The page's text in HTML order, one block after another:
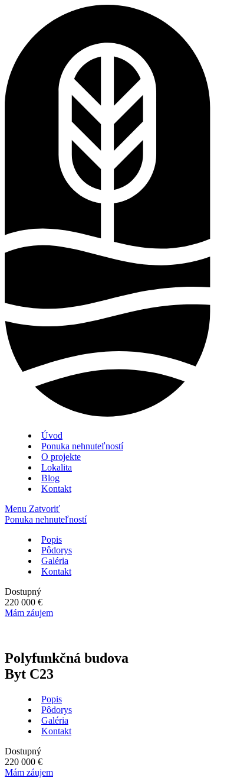
Úvod
Ponuka nehnuteľností
O projekte
Lokalita
Blog
Kontakt
Menu Zatvoriť
Ponuka nehnuteľností
Popis
Pôdorys
Galéria
Kontakt
Dostupný
220 000 €
Mám záujem
Polyfunkčná budova
Byt C23
Popis
Pôdorys
Galéria
Kontakt
Dostupný
220 000 €
Mám záujem